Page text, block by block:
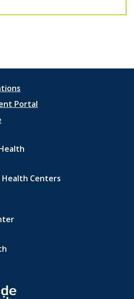
Portal
Health Centers